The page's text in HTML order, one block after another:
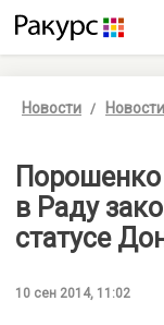
Новости
в Раду
статусе
10 сен 2014, 11:02